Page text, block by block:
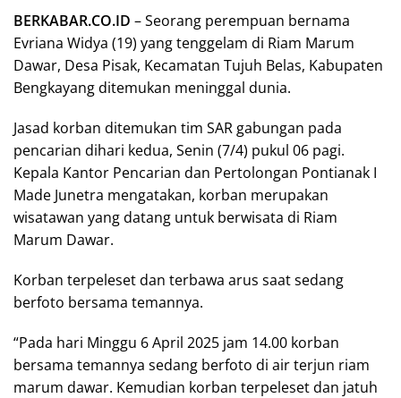
BERKABAR.CO.ID – Seorang perempuan bernama
Evriana Widya (19) yang tenggelam di Riam Marum
Dawar, Desa Pisak, Kecamatan Tujuh Belas, Kabupaten
Bengkayang ditemukan meninggal dunia.
Jasad korban ditemukan tim SAR gabungan pada
pencarian dihari kedua, Senin (7/4) pukul 06 pagi.
Kepala Kantor Pencarian dan Pertolongan Pontianak I
Made Junetra mengatakan, korban merupakan
wisatawan yang datang untuk berwisata di Riam
Marum Dawar.
Korban terpeleset dan terbawa arus saat sedang
berfoto bersama temannya.
“Pada hari Minggu 6 April 2025 jam 14.00 korban
bersama temannya sedang berfoto di air terjun riam
marum dawar. Kemudian korban terpeleset dan jatuh